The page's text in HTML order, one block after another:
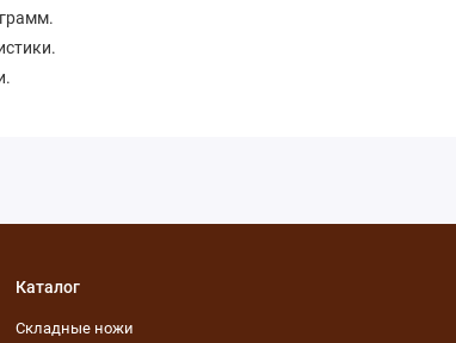
Каталог
Складные ножи